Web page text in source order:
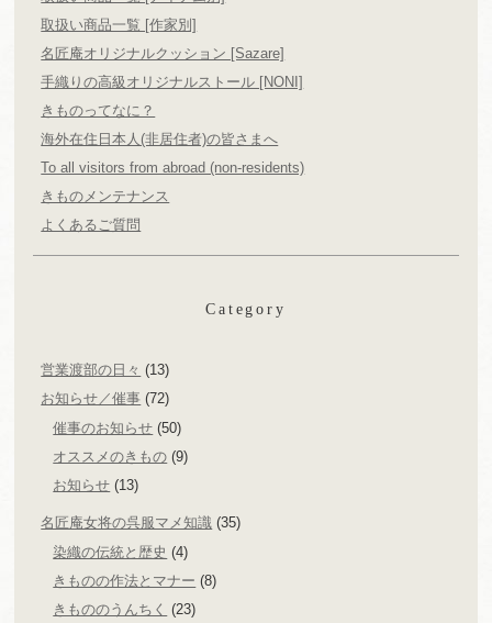
取扱い商品一覧 [作家別]
名匠庵オリジナルクッション [Sazare]
手織りの高級オリジナルストール [NONI]
きものってなに？
海外在住日本人(非居住者)の皆さまへ
To all visitors from abroad (non-residents)
きものメンテナンス
よくあるご質問
Category
営業渡部の日々 (13)
お知らせ／催事 (72)
催事のお知らせ (50)
オススメのきもの (9)
お知らせ (13)
名匠庵女将の呉服マメ知識 (35)
染織の伝統と歴史 (4)
きものの作法とマナー (8)
きもののうんちく (23)